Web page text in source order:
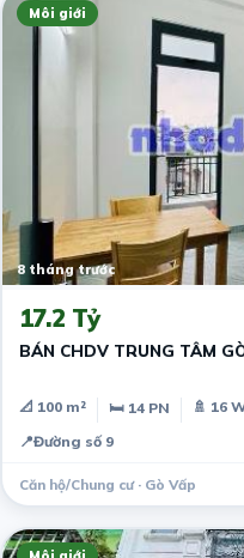
Môi giới
8 tháng trước
17.2 Tỷ
BÁN CHDV TRUNG TÂM
📐 100 m² 🛏 14 PN
🚿 16
📍Đường số 9
Căn hộ/Chung cư · Gò Vấp